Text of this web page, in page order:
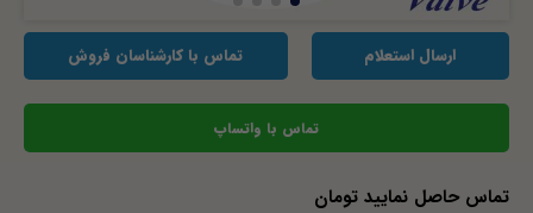
ارسال استعلام تماس با کارشناسان فروش
تماس با واتساپ
تماس حاصل نمایید تومان